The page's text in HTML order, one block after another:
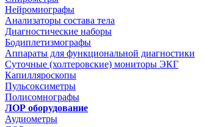
Нейромиографы
Анализаторы состава тела
Диагностические наборы
Бодиплетизмографы
Аппараты для функциональной диагностики
Суточные (холтеровские) мониторы ЭКГ
Капилляроскопы
Пульсоксиметры
Полисомнографы
ЛОР оборудование
Аудиометры